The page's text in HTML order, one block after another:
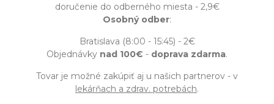
doručenie do odberného miesta - 2,9€
Osobný odber:
Bratislava (8:00 - 15:45) - 2€
Objednávky nad 100€ - doprava zdarma.
Tovar je možné zakúpiť aj u našich partnerov - v
lekárňach a zdrav. potrebách.